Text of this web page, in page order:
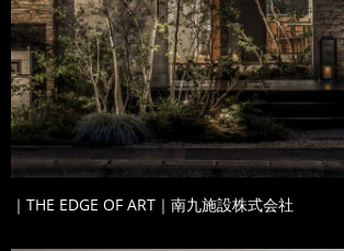
｜THE EDGE OF ART｜南九施設株式会社